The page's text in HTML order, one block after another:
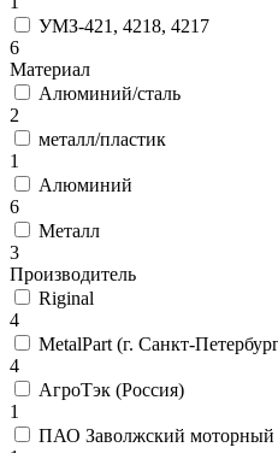
УМЗ-421, 4218, 4217
6
Материал
Алюминий/сталь
2
металл/пластик
1
Алюминий
6
Металл
3
Производитель
Riginal
4
MetalPart (г. Санкт-
4
АгроТэк (Россия)
1
ПАО Заволжский моторный